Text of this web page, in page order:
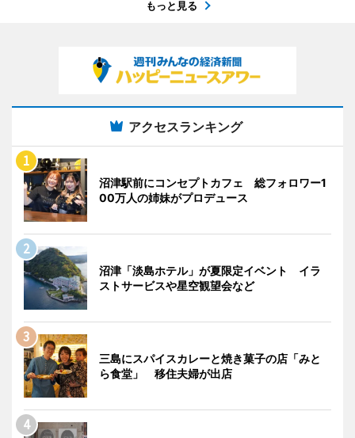
もっと見る
アクセスランキング
沼津駅前にコンセプトカフェ 総フォロワー1
00万人の姉妹がプロデュース
沼津「淡島ホテル」が夏限定イベント イラ
ストサービスや星空観望会など
三島にスパイスカレーと焼き菓子の店「みと
ら食堂」 移住夫婦が出店